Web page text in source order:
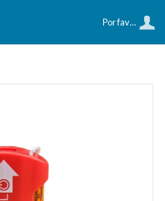
Por favor, identifíquese